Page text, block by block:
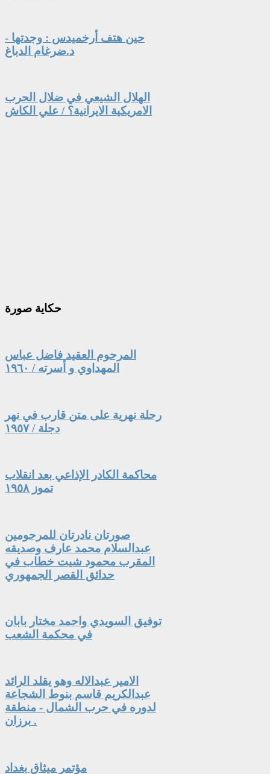
حين هتف أرخميدس : وجدتها -
د.ضرغام الدباغ
الهلال الشيعي في ضلال الحرب
الامريكية الايرانية؟ / علي الكاش
حكاية صورة
المرحوم العقيد فاضل عباس
المهداوي و أسرته / ١٩٦٠
رحلة نهرية على متن قارب في نهر
دجلة / ١٩٥٧
محاكمة الكادر الإذاعي بعد انقلاب
تموز ١٩٥٨
صورتان نادرتان للمرحومين
عبدالسلام محمد عارف وصديقه
المقرب محمود شيت خطاب في
حدائق القصر الجمهوري
توفيق السويدي واحمد مختار بابان
في محكمة الشعب
الامير عبدالاله وهو يقلد الرائد
عبدالكريم قاسم بنوط الشجاعة
لدوره في حرب الشمال - منطقة
برزان .
مؤتمر ميثاق بغداد